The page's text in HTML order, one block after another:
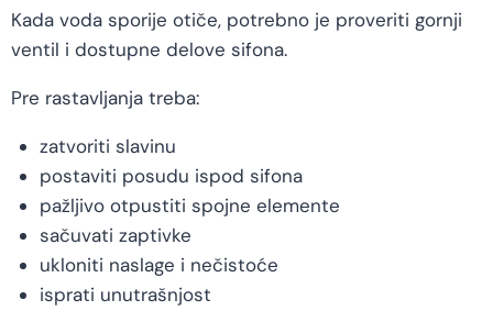
Kada voda sporije otiče, potrebno je proveriti gornji
ventil i dostupne delove sifona.
Pre rastavljanja treba:
zatvoriti slavinu
postaviti posudu ispod sifona
pažljivo otpustiti spojne elemente
sačuvati zaptivke
ukloniti naslage i nečistoće
isprati unutrašnjost